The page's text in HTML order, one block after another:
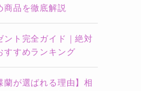
商品を徹底解説
ント完全ガイド｜絶対
すすめランキング
蘭が選ばれる理由】相